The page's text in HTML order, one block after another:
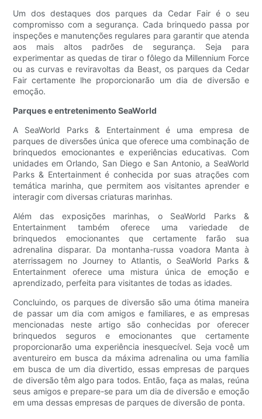
Um dos destaques dos parques da Cedar Fair é o seu
compromisso com a segurança. Cada brinquedo passa por
inspeções e manutenções regulares para garantir que atenda
aos mais altos padrões de segurança. Seja para
experimentar as quedas de tirar o fôlego da Millennium Force
ou as curvas e reviravoltas da Beast, os parques da Cedar
Fair certamente lhe proporcionarão um dia de diversão e
emoção.
Parques e entretenimento SeaWorld
A SeaWorld Parks & Entertainment é uma empresa de
parques de diversões única que oferece uma combinação de
brinquedos emocionantes e experiências educativas. Com
unidades em Orlando, San Diego e San Antonio, a SeaWorld
Parks & Entertainment é conhecida por suas atrações com
temática marinha, que permitem aos visitantes aprender e
interagir com diversas criaturas marinhas.
Além das exposições marinhas, o SeaWorld Parks &
Entertainment também oferece uma variedade de
brinquedos emocionantes que certamente farão sua
adrenalina disparar. Da montanha-russa voadora Manta à
aterrissagem no Journey to Atlantis, o SeaWorld Parks &
Entertainment oferece uma mistura única de emoção e
aprendizado, perfeita para visitantes de todas as idades.
Concluindo, os parques de diversão são uma ótima maneira
de passar um dia com amigos e familiares, e as empresas
mencionadas neste artigo são conhecidas por oferecer
brinquedos seguros e emocionantes que certamente
proporcionarão uma experiência inesquecível. Seja você um
aventureiro em busca da máxima adrenalina ou uma família
em busca de um dia divertido, essas empresas de parques
de diversão têm algo para todos. Então, faça as malas, reúna
seus amigos e prepare-se para um dia de diversão e emoção
em uma dessas empresas de parques de diversão de ponta.